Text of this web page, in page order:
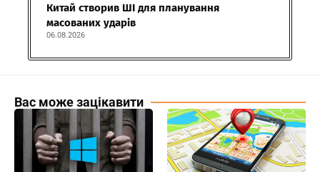
Китай створив ШІ для планування
масованих ударів
06.08.2026
Вас може зацікавити